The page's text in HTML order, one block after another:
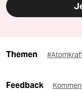
Themen
Feedback